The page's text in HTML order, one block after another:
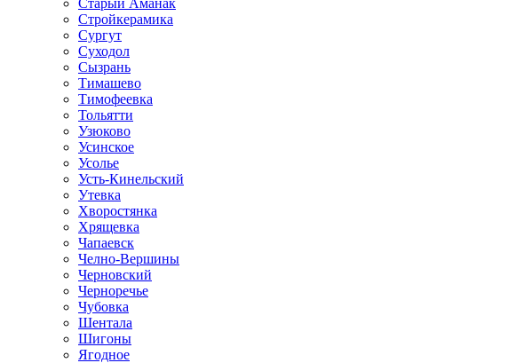
Старый Аманак
Стройкерамика
Сургут
Суходол
Сызрань
Тимашево
Тимофеевка
Тольятти
Узюково
Усинское
Усолье
Усть-Кинельский
Утевка
Хворостянка
Хрящевка
Чапаевск
Челно-Вершины
Черновский
Черноречье
Чубовка
Шентала
Шигоны
Ягодное